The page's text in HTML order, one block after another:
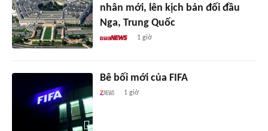
nhân mới, lên kịch bản đối đầu
Nga, Trung Quốc
1 giờ
Bê bối mới của FIFA
1 giờ